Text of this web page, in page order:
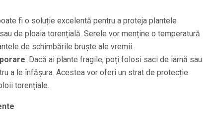
fi o soluție excelentă pentru a proteja plantele
de ploaia torențială. Serele vor menține o temperatură
de schimbările bruște ale vremii.
: Dacă ai plante fragile, poți folosi saci de iarnă sau
a le înfășura. Acestea vor oferi un strat de protecție
torențiale.